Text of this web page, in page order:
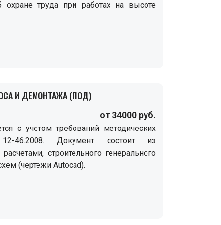
охране труда при работах на высоте
И ДЕМОНТАЖА (ПОД)
от 34000 руб.
с учетом требований методических
46.2008. Документ состоит из
строительного генерального
(чертежи Autocad).